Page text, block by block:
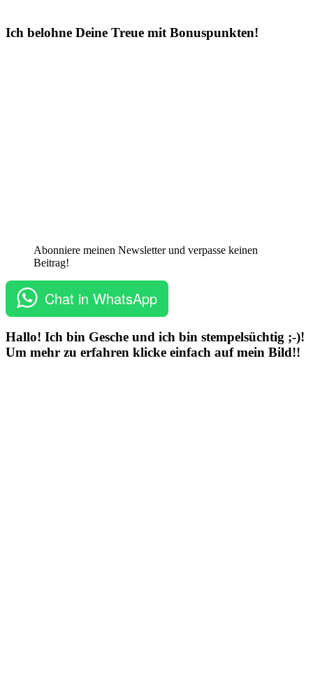
Ich belohne Deine Treue mit Bonuspunkten!
Abonniere meinen Newsletter und verpasse keinen
Beitrag!
Chat in WhatsApp
Hallo! Ich bin Gesche und ich bin stempelsüchtig ;-)!
Um mehr zu erfahren klicke einfach auf mein Bild!!